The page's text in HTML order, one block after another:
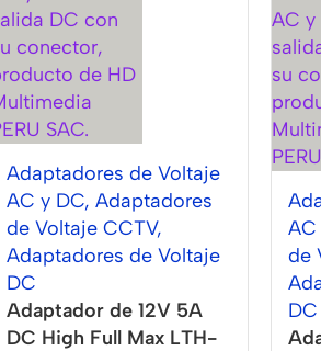
Adaptadores de Voltaje
AC y DC, Adaptadores
de Voltaje CCTV,
Adaptadores de Voltaje
DC
Adaptador de 12V 5A
DC High Full Max LTH-
AC
de
DC